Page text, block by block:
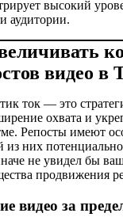
высокий
аудитории.
видео в
ток — это
охвата и
Репосты имеют
них
не увидел бы
продвижения
видео за